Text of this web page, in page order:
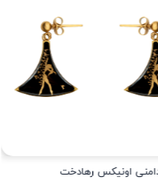
اونیکس رهادخت